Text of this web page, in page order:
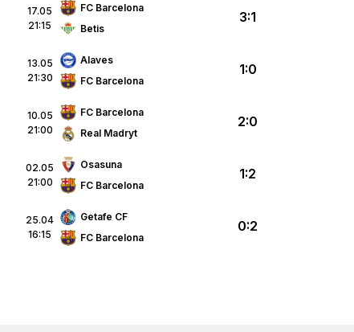
17.05
21:15
FC Barcelona
Betis
3:1
13.05
21:30
Alaves
FC Barcelona
1:0
10.05
21:00
FC Barcelona
Real Madryt
2:0
02.05
21:00
Osasuna
FC Barcelona
1:2
25.04
16:15
Getafe CF
FC Barcelona
0:2